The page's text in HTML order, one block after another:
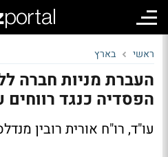
ראשי בארץ
העברת מניות חברה
הפסדיה כנגד רווחים
עו"ד, רו"ח אורית רובין